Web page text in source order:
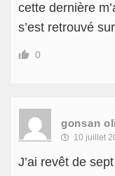
cette dernière
s’est retrouvé
0
gonsan
10 juillet
J’ai revêt de